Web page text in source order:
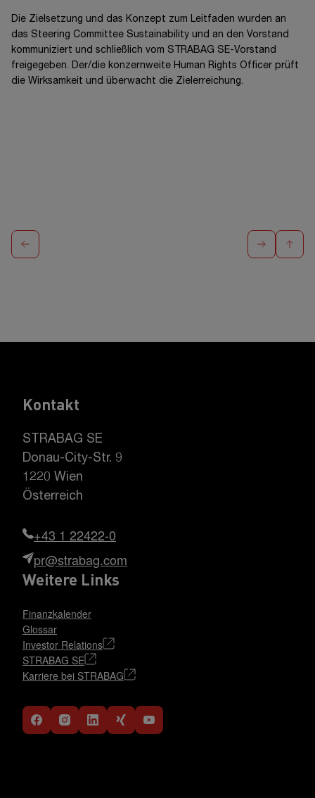
Die Zielsetzung und das Konzept zum Leitfaden wurden an
das Steering Committee Sustainability und an den Vorstand
kommuniziert und schließlich vom STRABAG SE-Vorstand
freigegeben. Der/die konzernweite Human Rights Officer prüft
die Wirksamkeit und überwacht die Zielerreichung.
Kontakt
STRABAG SE
Donau-City-Str. 9
1220 Wien
Österreich
+43 1 22422-0
pr@strabag.com
Weitere Links
Finanzkalender
Glossar
Investor Relations
STRABAG SE
Karriere bei STRABAG